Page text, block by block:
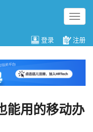
切
换
航
登录 注册
能用的移动办